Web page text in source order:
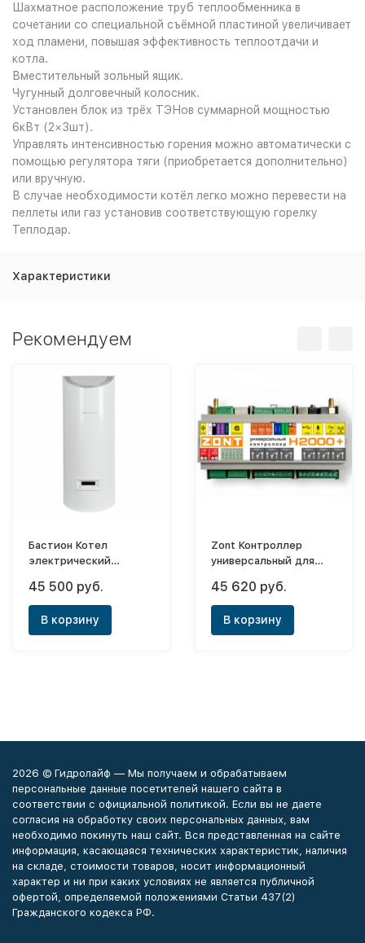
Шахматное расположение труб теплообменника в
сочетании со специальной съёмной пластиной увеличивает
ход пламени, повышая эффективность теплоотдачи и
котла.
Вместительный зольный ящик.
Чугунный долговечный колосник.
Установлен блок из трёх ТЭНов суммарной мощностью
6кВт (2×3шт).
Управлять интенсивностью горения можно автоматически с
помощью регулятора тяги (приобретается дополнительно)
или вручную.
В случае необходимости котёл легко можно перевести на
пеллеты или газ установив соответствующую горелку
Теплодар.
Характеристики
Рекомендуем
Бастион Котел
электрический
12
45 500 руб.
В корзину
Zont Контроллер
универсальный для
отопления H-2000 Plus
45 620 руб.
В корзину
2026 © Гидролайф — Мы получаем и обрабатываем
персональные данные посетителей нашего сайта в
соответствии с официальной политикой. Если вы не даете
согласия на обработку своих персональных данных, вам
необходимо покинуть наш сайт. Вся представленная на сайте
информация, касающаяся технических характеристик, наличия
на складе, стоимости товаров, носит информационный
характер и ни при каких условиях не является публичной
офертой, определяемой положениями Статьи 437(2)
Гражданского кодекса РФ.